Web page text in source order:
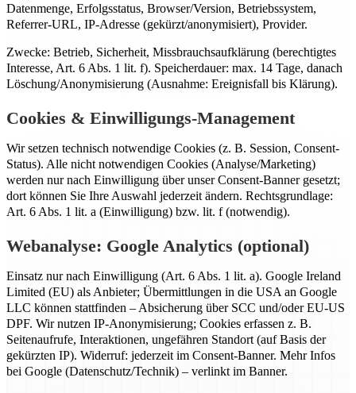
Datenmenge, Erfolgsstatus, Browser/Version, Betriebssystem,
Referrer-URL, IP-Adresse (gekürzt/anonymisiert), Provider.
Zwecke: Betrieb, Sicherheit, Missbrauchsaufklärung (berechtigtes
Interesse, Art. 6 Abs. 1 lit. f). Speicherdauer: max. 14 Tage, danach
Löschung/Anonymisierung (Ausnahme: Ereignisfall bis Klärung).
Cookies & Einwilligungs-Management
Wir setzen technisch notwendige Cookies (z. B. Session, Consent-
Status). Alle nicht notwendigen Cookies (Analyse/Marketing)
werden nur nach Einwilligung über unser Consent-Banner gesetzt;
dort können Sie Ihre Auswahl jederzeit ändern. Rechtsgrundlage:
Art. 6 Abs. 1 lit. a (Einwilligung) bzw. lit. f (notwendig).
Webanalyse: Google Analytics (optional)
Einsatz nur nach Einwilligung (Art. 6 Abs. 1 lit. a). Google Ireland
Limited (EU) als Anbieter; Übermittlungen in die USA an Google
LLC können stattfinden – Absicherung über SCC und/oder EU-US
DPF. Wir nutzen IP-Anonymisierung; Cookies erfassen z. B.
Seitenaufrufe, Interaktionen, ungefähren Standort (auf Basis der
gekürzten IP). Widerruf: jederzeit im Consent-Banner. Mehr Infos
bei Google (Datenschutz/Technik) – verlinkt im Banner.